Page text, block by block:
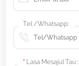
Tel /Whatsapp:
* Lasa Mesajul Tau :